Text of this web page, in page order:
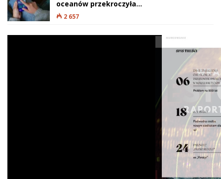
oceanów przekroczyła…
2 657